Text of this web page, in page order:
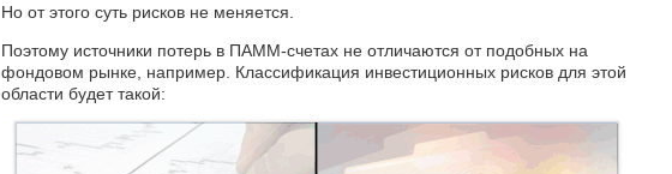
Но от этого суть рисков не меняется.
Поэтому источники потерь в ПАММ-счетах не отличаются от подобных на
фондовом рынке, например. Классификация инвестиционных рисков для этой
области будет такой: